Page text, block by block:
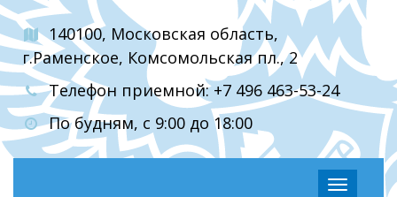
140100, Московская область,
г.Раменское, Комсомольская пл., 2
Телефон приемной: +7 496 463-53-24
По будням, с 9:00 до 18:00